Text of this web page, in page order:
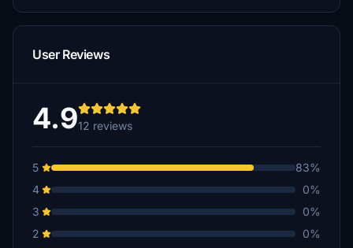
User Reviews
4.912 reviews
5
83%
4
0%
3
0%
2
0%